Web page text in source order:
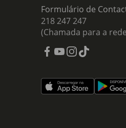
Formulário de
218 247 247
(Chamada para a